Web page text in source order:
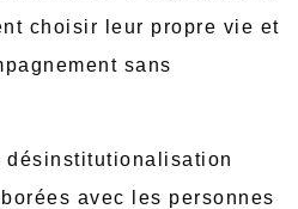
choisir leur propre vie et
sans
désinstitutionalisation
avec les personnes